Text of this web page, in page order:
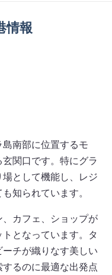
情報
南部に位置するモ
関口です。特にグラ
として機能し、レジ
知られています。
カフェ、ショップが
となっています。タ
チが織りなす美しい
るのに最適な出発点